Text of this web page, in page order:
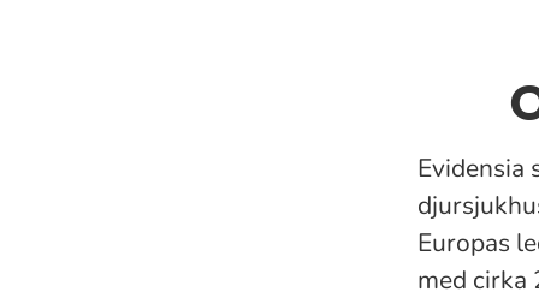
Evidensia
Europas
med cirka